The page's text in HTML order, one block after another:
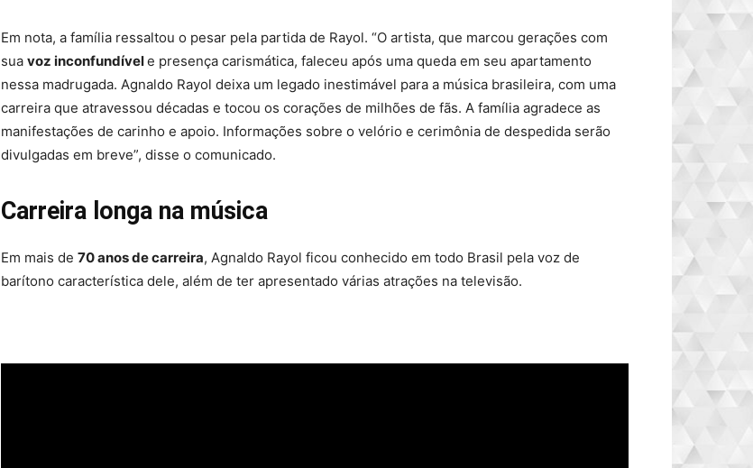
Em nota, a família ressaltou o pesar pela partida de Rayol. “O artista, que marcou gerações com
sua voz inconfundívele presença carismática, faleceu após uma queda em seu apartamento
nessa madrugada. Agnaldo Rayol deixa um legado inestimável para a música brasileira, com uma
carreira que atravessou décadas e tocou os corações de milhões de fãs. A família agradece as
manifestações de carinho e apoio. Informações sobre o velório e cerimônia de despedida serão
divulgadas em breve”, disse o comunicado.
Carreira longa na música
Em mais de 70 anos de carreira, Agnaldo Rayol ficou conhecido em todo Brasil pela voz de
barítono característica dele, além de ter apresentado várias atrações na televisão.